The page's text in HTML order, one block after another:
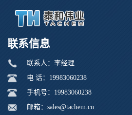
联系信息
联系人：李经理
电 话：19983060238
手机号：19983060238
邮箱：sales@tachem.cn